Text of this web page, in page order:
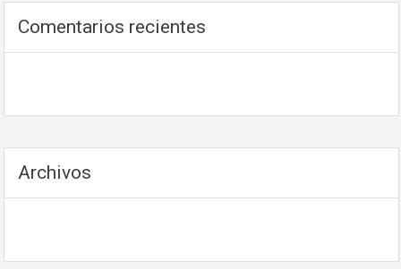
Comentarios recientes
Archivos